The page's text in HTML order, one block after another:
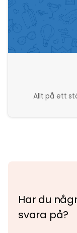
Allt på ett
Har du
svara på?